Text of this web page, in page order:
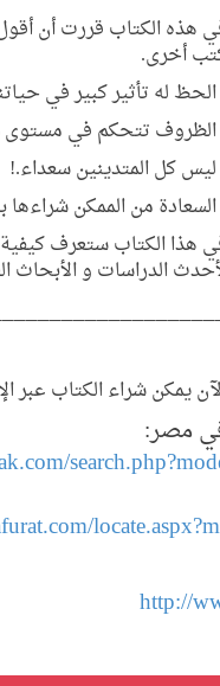
هذه الكتاب قررت أن
أخرى.
له تأثير كبير في
تتحكم في مستوى
كل المتدينين سعداء.!
من الممكن شراءها
هذا الكتاب ستعرف
الدراسات و الأبحاث
يمكن شراء الكتاب عبر
مصر:
http://